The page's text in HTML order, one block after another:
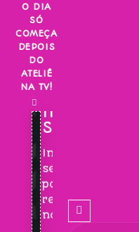
Skip
content
O DIA
SÓ
COMEÇA
DEPOIS
DO
ATELIÊ
NA TV!
INSCREVA-
SE!
Inscreva-
se
para
receber
novidades!